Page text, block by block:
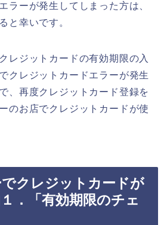
ラーが発生してしまった方は、
と幸いです。
レジットカードの有効期限の入
クレジットカードエラーが発生
、再度クレジットカード登録を
のお店でクレジットカードが使
クレジットカードが
．「有効期限のチェ